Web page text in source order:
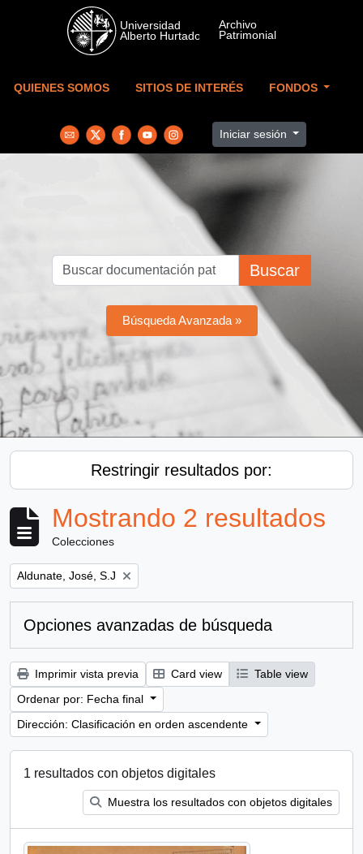
Skip to main content
QUIENES SOMOS SITIOS DE INTERÉS FONDOS
Iniciar sesión
Buscar
Búsqueda Avanzada »
Restringir resultados por:
Mostrando 2 resultados
Colecciones
Remove filter:
Aldunate, José, S.J
Opciones avanzadas de búsqueda
Imprimir vista previa Card view
Table view
Ordenar por: Fecha final
Dirección: Clasificación en orden ascendente
1 resultados con objetos digitales
Muestra los resultados con objetos digitales